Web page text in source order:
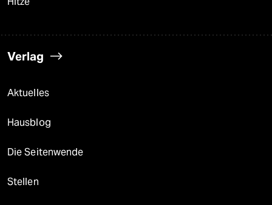
Verlag
Aktuelles
Hausblog
Die Seitenwende
Stellen